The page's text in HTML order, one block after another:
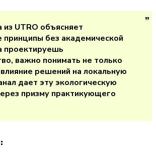
UTRO объясняет
принципы без академической
проектируешь
важно понимать не только
решений на локальную
дает эту экологическую
призму практикующего